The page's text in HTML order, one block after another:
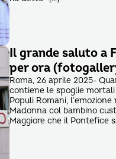
Il grande saluto a
per ora
Roma, 26 aprile 2025-
contiene le spoglie mortali
Populi Romani,
Madonna col bambino
Maggiore che il Pontefice